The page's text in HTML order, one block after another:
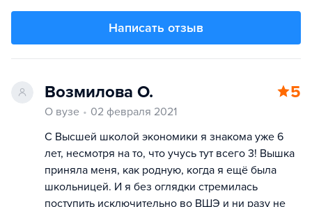
Написать отзыв
Возмилова О. 5
О вузе
02 февраля 2021
С Высшей школой экономики я знакома уже 6
лет, несмотря на то, что учусь тут всего 3! Вышка
приняла меня, как родную, когда я ещё была
школьницей. И я без оглядки стремилась
поступить исключительно во ВШЭ и ни разу не